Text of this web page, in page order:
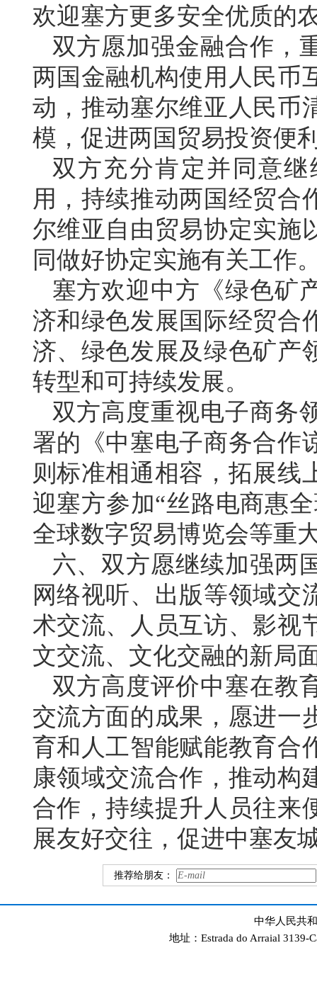
欢迎塞方更多安全优质的
双方愿加强金融合作，
两国金融机构使用人民币
动，推动塞尔维亚人民币
模，促进两国贸易投资便
双方充分肯定并同意
用，持续推动两国经贸合
尔维亚自由贸易协定实施
同做好协定实施有关工作
塞方欢迎中方《绿色矿
济和绿色发展国际经贸合
济、绿色发展及绿色矿产
转型和可持续发展。
双方高度重视电子商务
署的《中塞电子商务合作
则标准相通相容，拓展线
迎塞方参加“丝路电商惠
全球数字贸易博览会等重
六、双方愿继续加强两
网络视听、出版等领域交
术交流、人员互访、影视
文交流、文化交融的新局
双方高度评价中塞在教
交流方面的成果，愿进一
育和人工智能赋能教育合
康领域交流合作，推动构
合作，持续提升人员往来
展友好交往，促进中塞友
推荐给朋友：
中华人民共
地址：Estrada do Arraial 3139-